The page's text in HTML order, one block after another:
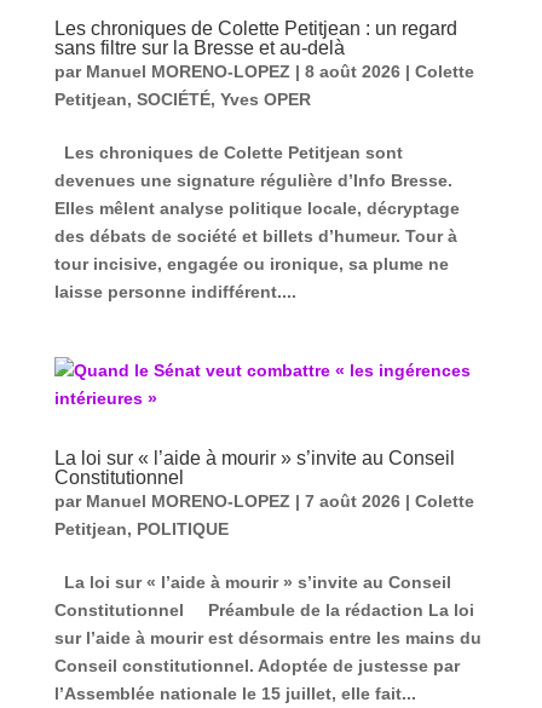
Les chroniques de Colette Petitjean : un regard
sans filtre sur la Bresse et au-delà
par Manuel MORENO-LOPEZ| 8 août 2026| Colette
Petitjean, SOCIÉTÉ, Yves OPER
Les chroniques de Colette Petitjean sont
devenues une signature régulière d’Info Bresse.
Elles mêlent analyse politique locale, décryptage
des débats de société et billets d’humeur. Tour à
tour incisive, engagée ou ironique, sa plume ne
laisse personne indifférent....
La loi sur « l’aide à mourir » s’invite au Conseil
Constitutionnel
par Manuel MORENO-LOPEZ| 7 août 2026| Colette
Petitjean, POLITIQUE
La loi sur « l’aide à mourir » s’invite au Conseil
Constitutionnel Préambule de la rédaction La loi
sur l’aide à mourir est désormais entre les mains du
Conseil constitutionnel. Adoptée de justesse par
l’Assemblée nationale le 15 juillet, elle fait...